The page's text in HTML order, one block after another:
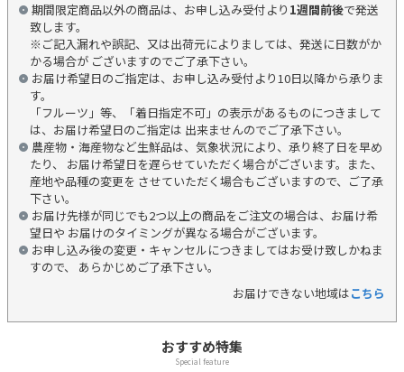
期間限定商品以外の商品は、お申し込み受付より 1週間前後で発送
致します。
※ご記入漏れや誤記、又は出荷元によりましては、発送に日数がか
かる場合が ございますのでご了承下さい。
お届け希望日のご指定は、お申し込み受付より10日以降から承りま
す。
「フルーツ」等、「着日指定不可」の表示があるものにつきまして
は、お届け希望日のご指定は 出来ませんのでご了承下さい。
農産物・海産物など生鮮品は、気象状況により、承り終了日を早め
たり、 お届け希望日を遅らせていただく場合がございます。また、
産地や品種の変更を させていただく場合もございますので、ご了承
下さい。
お届け先様が同じでも2つ以上の商品をご注文の場合は、お届け希
望日や お届けのタイミングが異なる場合がございます。
お申し込み後の変更・キャンセルにつきましてはお受け致しかねま
すので、 あらかじめご了承下さい。
お届けできない地域はこちら
おすすめ特集
Special feature